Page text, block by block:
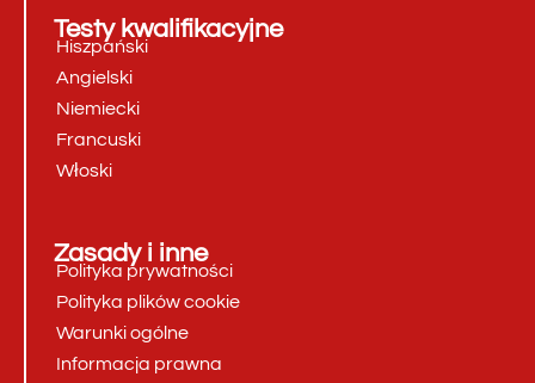
Testy kwalifikacyjne
Hiszpański
Angielski
Niemiecki
Francuski
Włoski
Zasady i inne
Polityka prywatności
Polityka plików cookie
Warunki ogólne
Informacja prawna